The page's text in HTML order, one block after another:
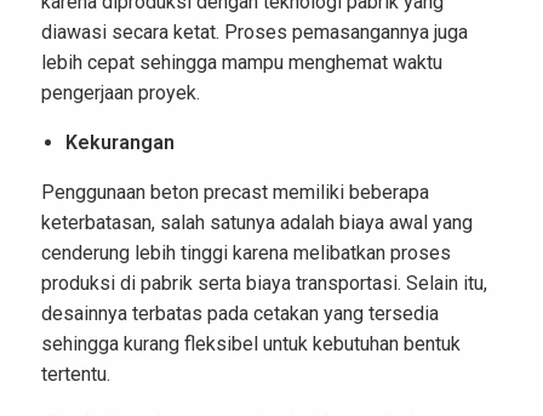
diawasi secara ketat. Proses pemasangannya juga
lebih cepat sehingga mampu menghemat waktu
pengerjaan proyek.
Kekurangan
Penggunaan beton precast memiliki beberapa
keterbatasan, salah satunya adalah biaya awal yang
cenderung lebih tinggi karena melibatkan proses
produksi di pabrik serta biaya transportasi. Selain itu,
desainnya terbatas pada cetakan yang tersedia
sehingga kurang fleksibel untuk kebutuhan bentuk
tertentu.